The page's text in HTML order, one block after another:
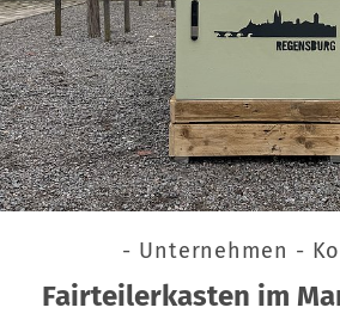
- Unternehmen -
Fairteilerkasten im